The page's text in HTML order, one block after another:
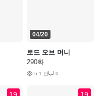
04/20
로드 오브 머니
290화
5.1 만 0